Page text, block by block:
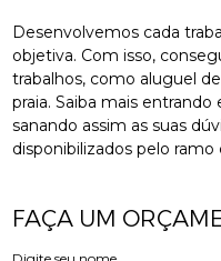
Desenvolvemos cada
objetiva. Com isso,
trabalhos, como aluguel
praia. Saiba mais
sanando assim as suas
disponibilizados pelo
FAÇA UM